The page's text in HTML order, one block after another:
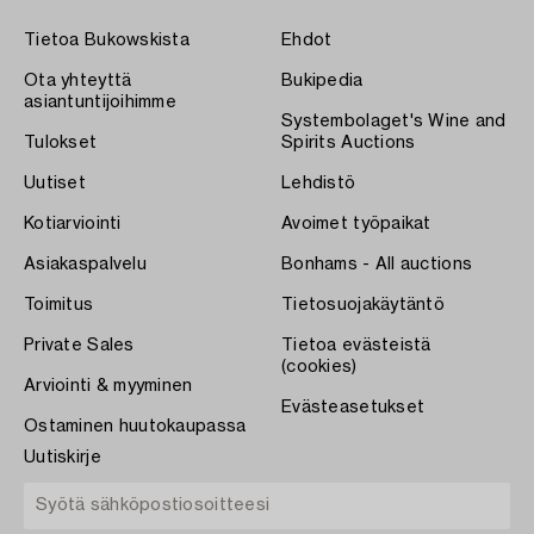
Tietoa Bukowskista
Ota yhteyttä
asiantuntijoihimme
Tulokset
Uutiset
Kotiarviointi
Asiakaspalvelu
Toimitus
Private Sales
Arviointi & myyminen
Ostaminen huutokaupassa
Ehdot
Bukipedia
Systembolaget's Wine and
Spirits Auctions
Lehdistö
Avoimet työpaikat
Bonhams - All auctions
Tietosuojakäytäntö
Tietoa evästeistä
(cookies)
Evästeasetukset
Uutiskirje